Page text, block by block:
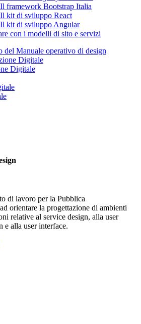
framework Bootstrap Italia
kit di sviluppo React
kit di sviluppo Angular
con i modelli di sito e servizi
del Manuale operativo di design
Digitale
di lavoro per la Pubblica
orientare la progettazione di ambienti
relative al service design, alla user
e alla user interface.